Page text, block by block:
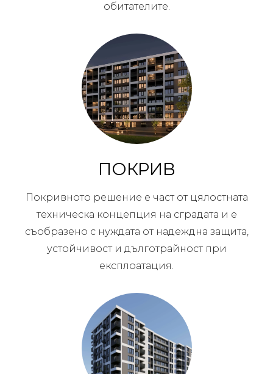
обитателите.
ПОКРИВ
Покривното решение е част от цялостната
техническа концепция на сградата и е
съобразено с нуждата от надеждна защита,
устойчивост и дълготрайност при
експлоатация.